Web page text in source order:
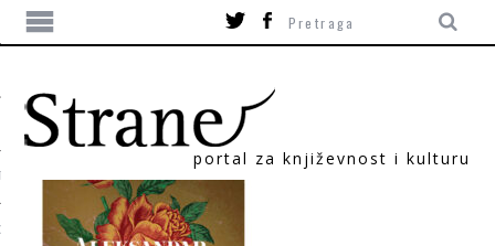
portal za književnost i kulturu